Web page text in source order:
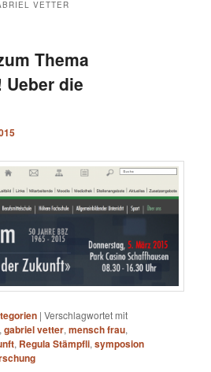
VETTER
Thema
Ueber die
|Verschlagwortet mit
,gabriel vetter,mensch frau,
, Regula Stämpfli,symposion